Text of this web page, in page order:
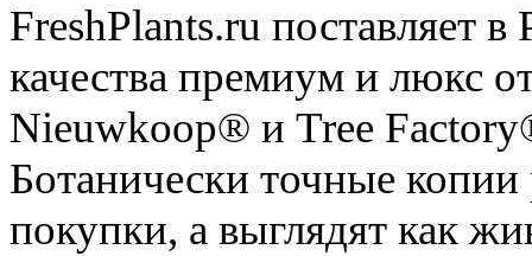
FreshPlants.ru поставляет
качества премиум и люкс
Nieuwkoop® и Tree
Ботанически точные
покупки, а выглядят как